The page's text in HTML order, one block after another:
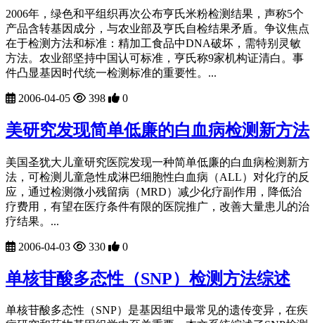
2006年，绿色和平组织再次公布亨氏米粉检测结果，声称5个
产品含转基因成分，与农业部及亨氏自检结果矛盾。争议焦点
在于检测方法和标准：精加工食品中DNA破坏，需特别灵敏
方法。农业部坚持中国认可标准，亨氏称9家机构证清白。事
件凸显基因时代统一检测标准的重要性。...
2006-04-05 398 0
美研究发现简单低廉的白血病检测新方法
美国圣犹大儿童研究医院发现一种简单低廉的白血病检测新方
法，可检测儿童急性成淋巴细胞性白血病（ALL）对化疗的反
应，通过检测微小残留病（MRD）减少化疗副作用，降低治
疗费用，有望在医疗条件有限的医院推广，改善大量患儿的治
疗结果。...
2006-04-03 330 0
单核苷酸多态性（SNP）检测方法综述
单核苷酸多态性（SNP）是基因组中最常见的遗传变异，在疾